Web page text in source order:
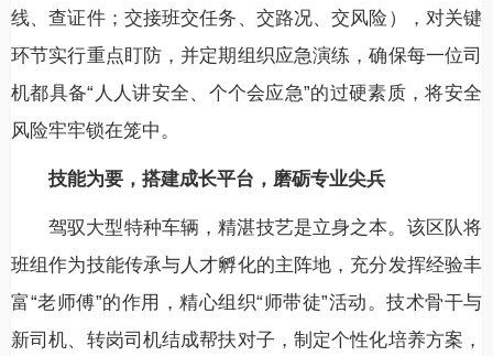
线、查证件；交接班交任务、交路况、交风险），对关键
环节实行重点盯防，并定期组织应急演练，确保每一位司
机都具备“人人讲安全、个个会应急”的过硬素质，将安全
风险牢牢锁在笼中。
技能为要，搭建成长平台，磨砺专业尖兵
驾驭大型特种车辆，精湛技艺是立身之本。该区队将
班组作为技能传承与人才孵化的主阵地，充分发挥经验丰
富“老师傅”的作用，精心组织“师带徒”活动。技术骨干与
新司机、转岗司机结成帮扶对子，制定个性化培养方案，